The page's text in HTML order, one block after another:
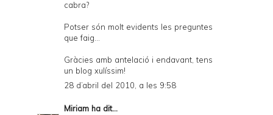
cabra?
Potser són molt evidents les preguntes
que faig...
Gràcies amb antelació i endavant, tens
un blog xulíssim!
28 d’abril del 2010, a les 9:58
Miriam ha dit...